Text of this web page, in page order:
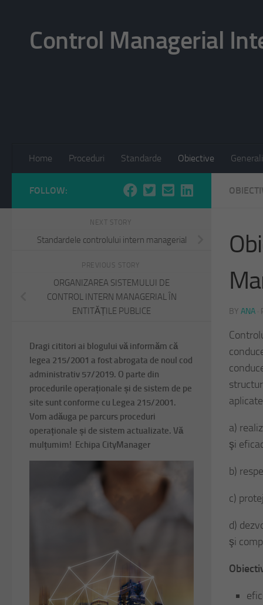
Control Managerial
Home Proceduri Standarde Obiective
BY ANA ·
a)
şi
b)
c)
d)
şi
FOLLOW:
NEXT STORY
Standardele controlului intern managerial
PREVIOUS STORY
ORGANIZAREA SISTEMULUI DE
CONTROL INTERN MANAGERIAL ÎN
ENTITĂȚILE PUBLICE
Dragi cititori ai blogului vă informăm că
legea 215/2001 a fost abrogata de noul cod
administrativ 57/2019. O parte din
procedurile operaționale și de sistem de pe
site sunt conforme cu Legea 215/2001.
Vom adăuga pe parcurs proceduri
operaționale și de sistem actualizate. Vă
mulțumim! Echipa CityManager